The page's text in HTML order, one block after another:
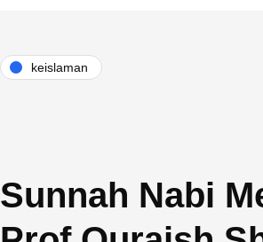
keislaman
Sunnah Nabi